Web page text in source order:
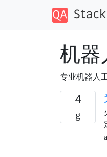
机器
专业机器人
4